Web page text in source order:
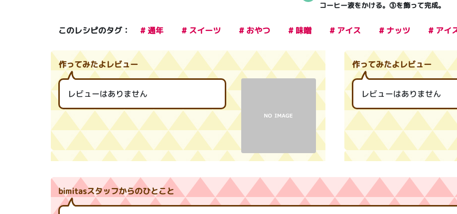
コーヒー液をかける。③を飾って完成。
このレシピのタグ： # 通年 # スイーツ # おやつ # 味噌 # アイス # ナッツ # アイ
作ってみたよレビュー
レビューはありません
作ってみたよレビュー
レビューはありません
bimitasスタッフからのひとこと